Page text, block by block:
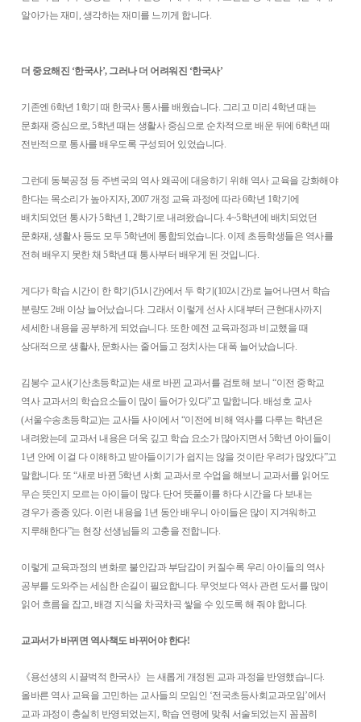
알아가는 재미, 생각하는 재미를 느끼게 합니다.
더 중요해진 ‘한국사’, 그러나 더 어려워진 ‘한국사’
기존엔 6학년 1학기 때 한국사 통사를 배웠습니다. 그리고 미리 4학년 때는
문화재 중심으로, 5학년 때는 생활사 중심으로 순차적으로 배운 뒤에 6학년 때
전반적으로 통사를 배우도록 구성되어 있었습니다.
그런데 동북공정 등 주변국의 역사 왜곡에 대응하기 위해 역사 교육을 강화해야
한다는 목소리가 높아지자, 2007 개정 교육 과정에 따라 6학년 1학기에
배치되었던 통사가 5학년 1, 2학기로 내려왔습니다. 4~5학년에 배치되었던
문화재, 생활사 등도 모두 5학년에 통합되었습니다. 이제 초등학생들은 역사를
전혀 배우지 못한 채 5학년 때 통사부터 배우게 된 것입니다.
게다가 학습 시간이 한 학기(51시간)에서 두 학기(102시간)로 늘어나면서 학습
분량도 2배 이상 늘어났습니다. 그래서 이렇게 선사 시대부터 근현대사까지
세세한 내용을 공부하게 되었습니다. 또한 예전 교육과정과 비교했을 때
상대적으로 생활사, 문화사는 줄어들고 정치사는 대폭 늘어났습니다.
김봉수 교사(기산초등학교)는 새로 바뀐 교과서를 검토해 보니 “이전 중학교
역사 교과서의 학습요소들이 많이 들어가 있다”고 말합니다. 배성호 교사
(서울수송초등학교)는 교사들 사이에서 “이전에 비해 역사를 다루는 학년은
내려왔는데 교과서 내용은 더욱 깊고 학습 요소가 많아지면서 5학년 아이들이
1년 안에 이걸 다 이해하고 받아들이기가 쉽지는 않을 것이란 우려가 많았다”고
말합니다. 또 “새로 바뀐 5학년 사회 교과서로 수업을 해보니 교과서를 읽어도
무슨 뜻인지 모르는 아이들이 많다. 단어 뜻풀이를 하다 시간을 다 보내는
경우가 종종 있다. 이런 내용을 1년 동안 배우니 아이들은 많이 지겨워하고
지루해한다”는 현장 선생님들의 고충을 전합니다.
이렇게 교육과정의 변화로 불안감과 부담감이 커질수록 우리 아이들의 역사
공부를 도와주는 세심한 손길이 필요합니다. 무엇보다 역사 관련 도서를 많이
읽어 흐름을 잡고, 배경 지식을 차곡차곡 쌓을 수 있도록 해 줘야 합니다.
교과서가 바뀌면 역사책도 바뀌어야 한다!
《용선생의 시끌벅적 한국사》는 새롭게 개정된 교과 과정을 반영했습니다.
올바른 역사 교육을 고민하는 교사들의 모임인 ‘전국초등사회교과모임’에서
교과 과정이 충실히 반영되었는지, 학습 연령에 맞춰 서술되었는지 꼼꼼히